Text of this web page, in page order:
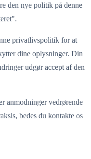
den nye politik på denne
privatlivspolitik for at
dine oplysninger. Din
udgør accept af den
anmodninger vedrørende
bedes du kontakte os